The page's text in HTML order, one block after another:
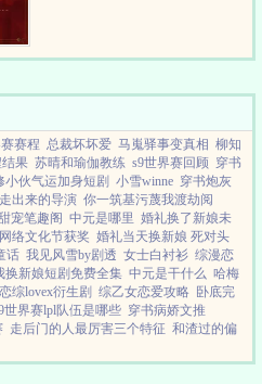
是狂热和缱绻...
赛程 总裁坏坏爱 马嵬驿事变真相 柳知
结果 苏晴和瑜伽教练 s9世界赛回顾 穿书
小伙气运加身短剧 小雪winne 穿书炮灰
出来的导演 你一筑基污蔑我渡劫阅
宠笔趣阁 中元是哪里 婚礼换了新娘未
络文化节获奖 婚礼当天换新娘 死对头
话 我见风雪by剧透 女士白衬衫 综漫恋
换新娘短剧免费全集 中元是干什么 哈梅
恋综lovex衍生剧 综乙女恋爱攻略 卧底完
世界赛lpl队伍是哪些 穿书病娇文推
走后门的人最厉害三个特征 和渣过的偏